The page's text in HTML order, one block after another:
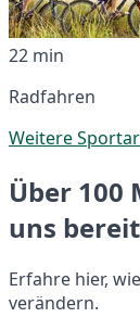
22 min
Radfahren
Weitere
Über 100
uns
Erfahre hier,
verändern.